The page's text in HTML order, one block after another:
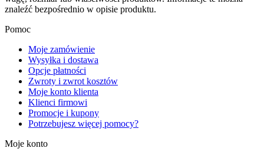
znaleźć bezpośrednio w opisie produktu.
Pomoc
Moje zamówienie
Wysyłka i dostawa
Opcje płatności
Zwroty i zwrot kosztów
Moje konto klienta
Klienci firmowi
Promocje i kupony
Potrzebujesz więcej pomocy?
Moje konto